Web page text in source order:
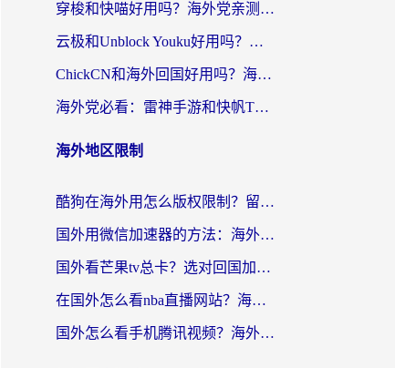
穿梭和快喵好用吗？海外党亲测：小众加速器对比+番茄加速器深度体验
云极和Unblock Youku好用吗？海外党亲测+2026回国加速器避坑指南
ChickCN和海外回国好用吗？海外党2026亲测：从手游到影音，选对加速器的3个关键
海外党必看：雷神手游和快帆TV版好用吗？3步选对回国加速器不踩坑
海外地区限制
酷狗在海外用怎么版权限制？留学生亲测：3步解决听国内音乐难题
国外用微信加速器的方法：海外党无缝连接国内生活的实用指南
国外看芒果tv总卡？选对回国加速器，轻松追《浪姐》不费劲
在国外怎么看nba直播网站？海外党专属体育观赛指南，告别地区限制！
国外怎么看手机腾讯视频？海外党亲测有效的追剧加速器选择指南